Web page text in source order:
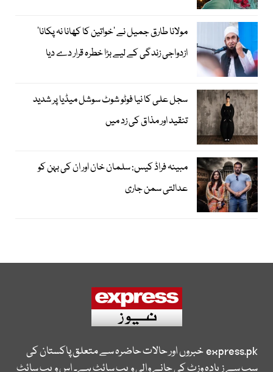
مولانا طارق جمیل نے ’خواتین کا کھانا نہ پکانا‘
ازدواجی زندگی کے لیے بڑا خطرہ قرار دے دیا
سجل علی کا نیا فوٹو شوٹ سوشل میڈیا پر شدید
تنقید اور مذاق کی زد میں
مبینہ فراڈ کیس: سلمان خان اور ان کی بہن کو
عدالتی سمن جاری
express.pkخبروں اور حالات حاضرہ سے متعلق پاکستان کی
سب سے زیادہ وزٹ کی جانے والی ویب سائٹ ہے۔ اس ویب سائٹ